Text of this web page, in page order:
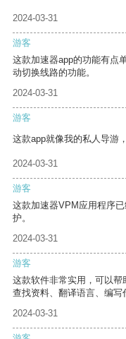
2024-03-31
游客
这款加速器app的功能有点
动切换线路的功能。
2024-03-31
游客
这款app就像我的私人导游
2024-03-31
游客
这款加速器VPM应用程序
护。
2024-03-31
游客
这款软件非常实用，可以
查找资料、翻译语言、编写
2024-03-31